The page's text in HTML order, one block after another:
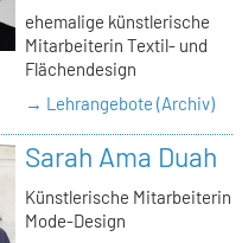
ehemalige künstlerische
Mitarbeiterin Textil- und
Flächendesign
→ Lehrangebote (Archiv)
Sarah Ama Duah
Künstlerische Mitarbeiterin
Mode-Design